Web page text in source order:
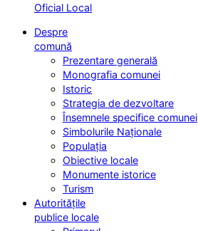
Oficial Local
Despre
comună
Prezentare generală
Monografia comunei
Istoric
Strategia de dezvoltare
Însemnele specifice comunei
Simbolurile Naționale
Populația
Obiective locale
Monumente istorice
Turism
Autoritățile
publice locale